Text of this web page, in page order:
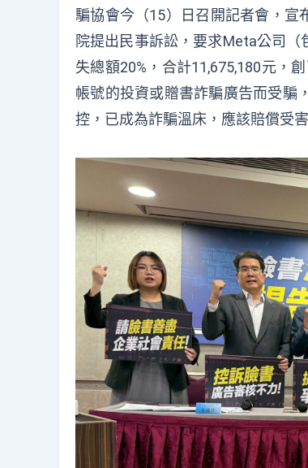
騙協會今（15）日召開記者會，宣
院提出民事訴訟，要求Meta公司
失總額20%，合計11,675,180元，
帳號的投資或贈書詐騙廣告而受騙
控，已成為詐騙溫床，應該賠償受